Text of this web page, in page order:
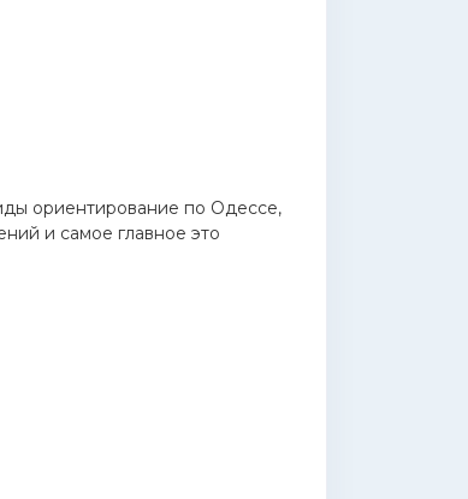
ориентирование по Одессе,
и самое главное это